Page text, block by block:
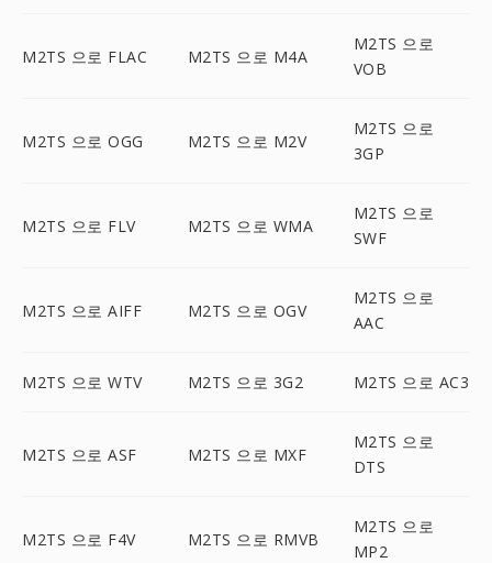
M2TS 으로 FLAC M2TS 으로 M4A
M2TS 으로
VOB
M2TS 으로 OGG M2TS 으로 M2V
M2TS 으로
3GP
M2TS 으로 FLV M2TS 으로 WMA
M2TS 으로
SWF
M2TS 으로 AIFF M2TS 으로 OGV
M2TS 으로
AAC
M2TS 으로 WTV M2TS 으로 3G2 M2TS 으로 AC3
M2TS 으로 ASF M2TS 으로 MXF
M2TS 으로
DTS
M2TS 으로 F4V M2TS 으로 RMVB
M2TS 으로
MP2